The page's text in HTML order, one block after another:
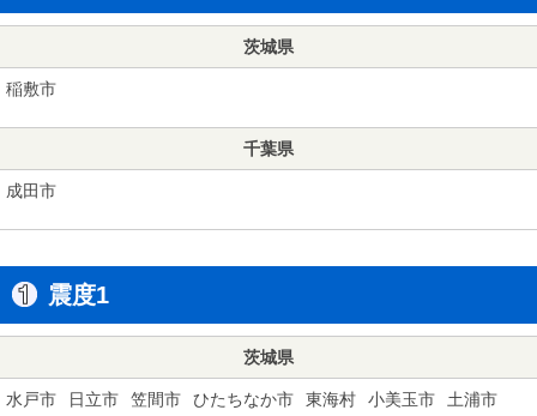
茨城県
稲敷市
千葉県
成田市
震度1
茨城県
水戸市 日立市 笠間市 ひたちなか市 東海村 小美玉市
土浦市